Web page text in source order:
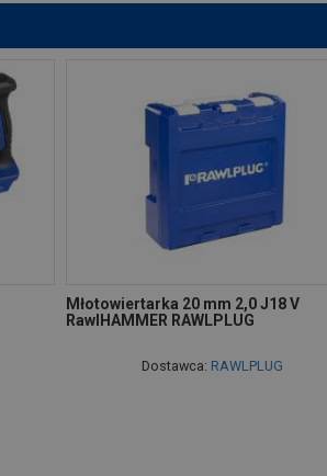
Młotowiertarka 20 mm 2,0 J18 V
RawlHAMMER RAWLPLUG
Dostawca: RAWLPLUG